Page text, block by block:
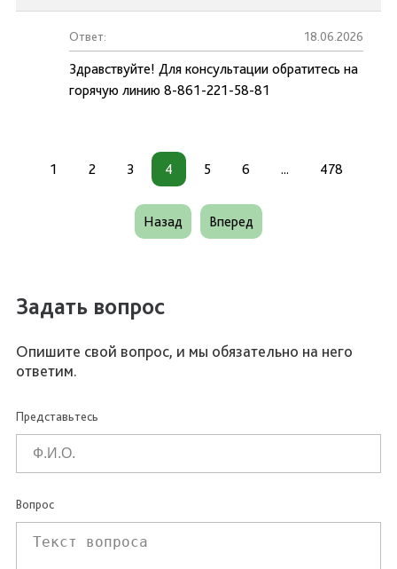
Ответ: 18.06.2026
Здравствуйте! Для консультации обратитесь на
горячую линию 8-861-221-58-81
1 2 3 4 5 6 ... 478
Назад Вперед
Задать вопрос
Опишите свой вопрос, и мы обязательно на него
ответим.
Представьтесь
Вопрос